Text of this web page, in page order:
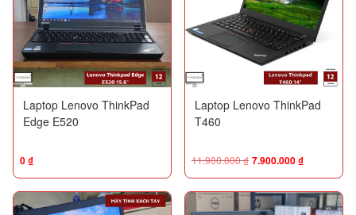
Laptop Lenovo ThinkPad
Edge E520
0₫
Laptop Lenovo ThinkPad
T460
11.900.000₫ 7.900.000₫